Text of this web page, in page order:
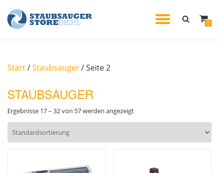
Skip
0
Start/Staubsauger/ Seite 2
STAUBSAUGER
Ergebnisse 17 – 32 von 57 werden angezeigt